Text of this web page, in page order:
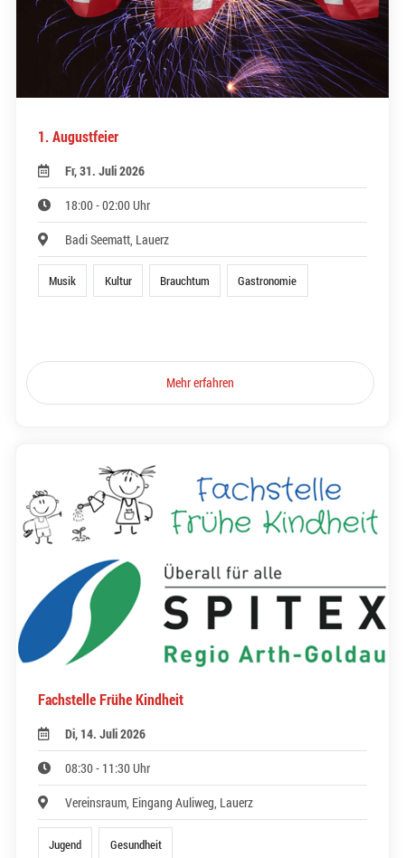
1. Augustfeier
Fr, 31. Juli 2026
18:00 - 02:00 Uhr
Badi Seematt, Lauerz
Musik Kultur Brauchtum Gastronomie
Mehr erfahren
Fachstelle Frühe Kindheit
Di, 14. Juli 2026
08:30 - 11:30 Uhr
Vereinsraum, Eingang Auliweg, Lauerz
Jugend Gesundheit